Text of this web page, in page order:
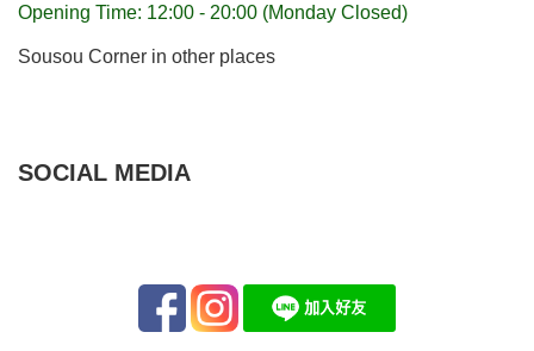
Opening Time: 12:00 - 20:00 (Monday Closed)
Sousou Corner in other places
SOCIAL MEDIA